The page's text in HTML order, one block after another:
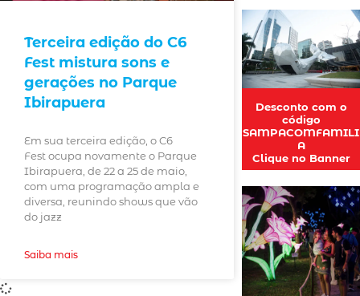
Terceira edição do C6
Fest mistura sons e
gerações no Parque
Ibirapuera
Em sua terceira edição, o C6
Fest ocupa novamente o Parque
Ibirapuera, de 22 a 25 de maio,
com uma programação ampla e
diversa, reunindo shows que vão
do jazz
Saiba mais
Desconto com o
código
SAMPACOMFAMILI
A
Clique no Banner